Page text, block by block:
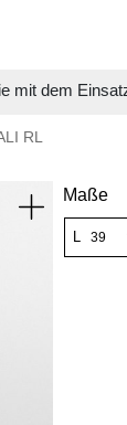
mit dem
RL
Maße
L